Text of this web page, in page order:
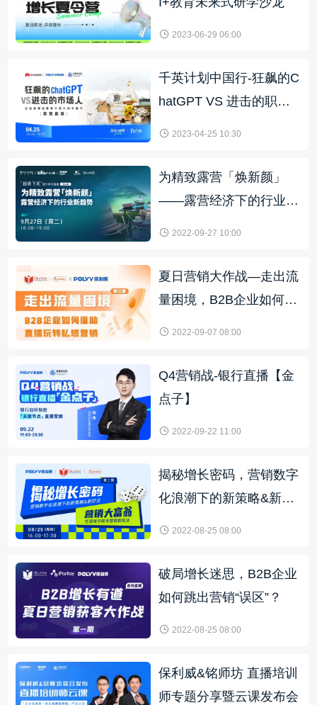
2023-06-29 06:00
千英计划中国行-狂飙的C
hatGPT VS 进击的职场
2023-04-25 10:30
为精致露营「焕新颜」
——露营经济下的行业新
2022-09-27 10:00
夏日营销大作战—走出流
量困境，B2B企业如何借
2022-09-07 08:00
Q4营销战-银行直播【金
点子】
2022-09-22 11:00
揭秘增长密码，营销数字
化浪潮下的新策略&新打
2022-08-25 08:00
破局增长迷思，B2B企业
如何跳出营销“误区”？
2022-08-25 08:00
保利威&铭师坊 直播培训
师专题分享暨云课发布会